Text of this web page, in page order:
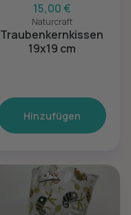
15,00 €
Naturcraft
Traubenkernkissen
19x19 cm
Hinzufügen